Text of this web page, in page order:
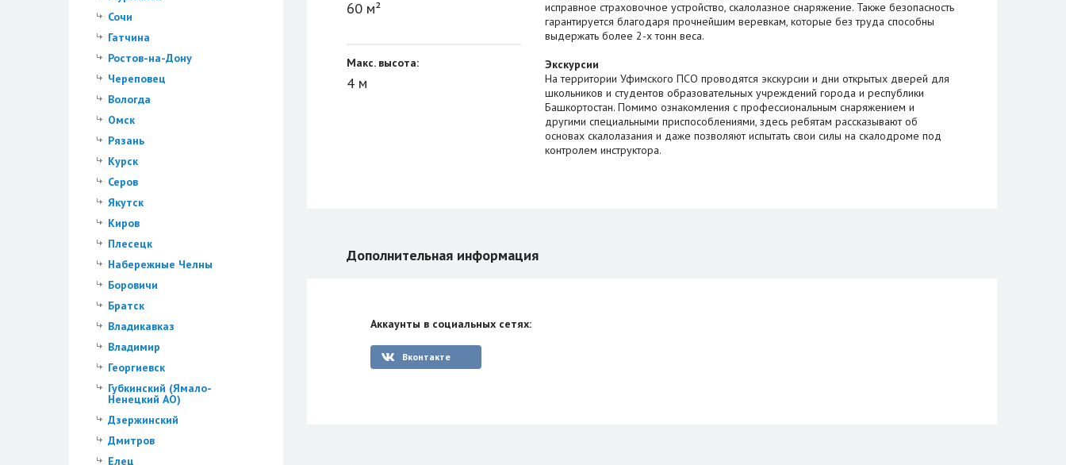
Сочи
Гатчина
Ростов-на-Дону
Череповец
Вологда
Омск
Рязань
Курск
Серов
Якутск
Киров
Плесецк
Набережные Челны
Боровичи
Братск
Владикавказ
Владимир
Георгиевск
Губкинский (Ямало-
Ненецкий АО)
Дзержинский
Дмитров
Елец
60 м²
Макс. высота:
4 м
исправное страховочное устройство, скалолазное снаряжение. Также безопасность
гарантируется благодаря прочнейшим веревкам, которые без труда способны
выдержать более 2-х тонн веса.
Экскурсии
На территории Уфимского ПСО проводятся экскурсии и дни открытых дверей для
школьников и студентов образовательных учреждений города и республики
Башкортостан. Помимо ознакомления с профессиональным снаряжением и
другими специальными приспособлениями, здесь ребятам рассказывают об
основах скалолазания и даже позволяют испытать свои силы на скалодроме под
контролем инструктора.
Дополнительная информация
Аккаунты в социальных сетях:
Вконтакте